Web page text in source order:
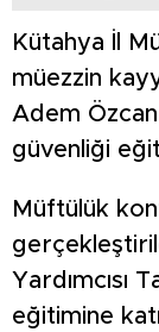
Kütahya İl
müezzin
Adem Özcan
güvenliği
Müftülük
Yardımcısı
eğitimine